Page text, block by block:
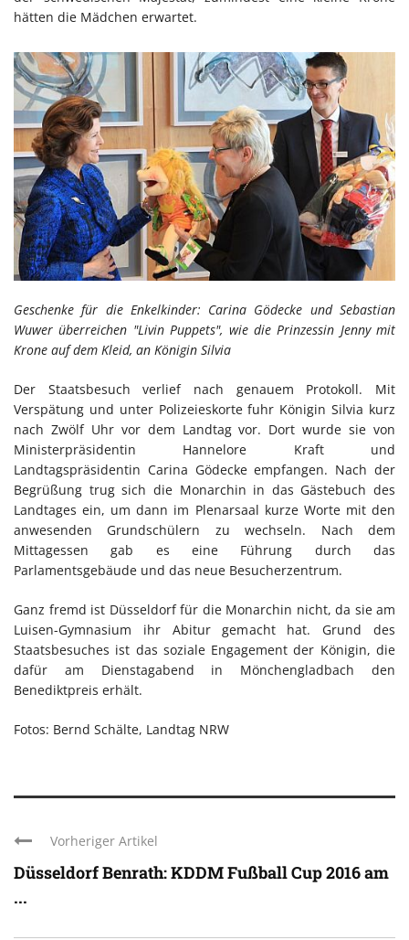
hätten die Mädchen erwartet.
Geschenke für die Enkelkinder: Carina Gödecke und Sebastian
Wuwer überreichen "Livin Puppets", wie die Prinzessin Jenny mit
Krone auf dem Kleid, an Königin Silvia
Der Staatsbesuch verlief nach genauem Protokoll. Mit
Verspätung und unter Polizeieskorte fuhr Königin Silvia kurz
nach Zwölf Uhr vor dem Landtag vor. Dort wurde sie von
Ministerpräsidentin Hannelore Kraft und
Landtagspräsidentin Carina Gödecke empfangen. Nach der
Begrüßung trug sich die Monarchin in das Gästebuch des
Landtages ein, um dann im Plenarsaal kurze Worte mit den
anwesenden Grundschülern zu wechseln. Nach dem
Mittagessen gab es eine Führung durch das
Parlamentsgebäude und das neue Besucherzentrum.
Ganz fremd ist Düsseldorf für die Monarchin nicht, da sie am
Luisen-Gymnasium ihr Abitur gemacht hat. Grund des
Staatsbesuches ist das soziale Engagement der Königin, die
dafür am Dienstagabend in Mönchengladbach den
Benediktpreis erhält.
Fotos: Bernd Schälte, Landtag NRW
Vorheriger Artikel
Düsseldorf Benrath: KDDM Fußball Cup 2016 am
...